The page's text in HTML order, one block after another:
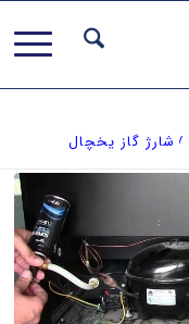
/ شارژ گاز یخچال